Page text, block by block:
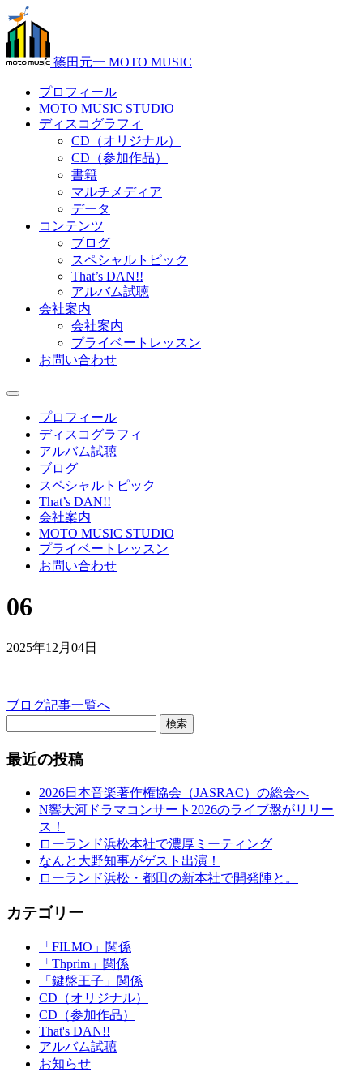
篠田元一 MOTO MUSIC
プロフィール
MOTO MUSIC STUDIO
ディスコグラフィ
CD（オリジナル）
CD（参加作品）
書籍
マルチメディア
データ
コンテンツ
ブログ
スペシャルトピック
That’s DAN!!
アルバム試聴
会社案内
会社案内
プライベートレッスン
お問い合わせ
プロフィール
ディスコグラフィ
アルバム試聴
ブログ
スペシャルトピック
That’s DAN!!
会社案内
MOTO MUSIC STUDIO
プライベートレッスン
お問い合わせ
06
2025年12月04日
ブログ記事一覧へ
検索
最近の投稿
2026日本音楽著作権協会（JASRAC）の総会へ
N響大河ドラマコンサート2026のライブ盤がリリー
ス！
ローランド浜松本社で濃厚ミーティング
なんと大野知事がゲスト出演！
ローランド浜松・都田の新本社で開発陣と。
カテゴリー
「FILMO」関係
「Thprim」関係
「鍵盤王子」関係
CD（オリジナル）
CD（参加作品）
That's DAN!!
アルバム試聴
お知らせ